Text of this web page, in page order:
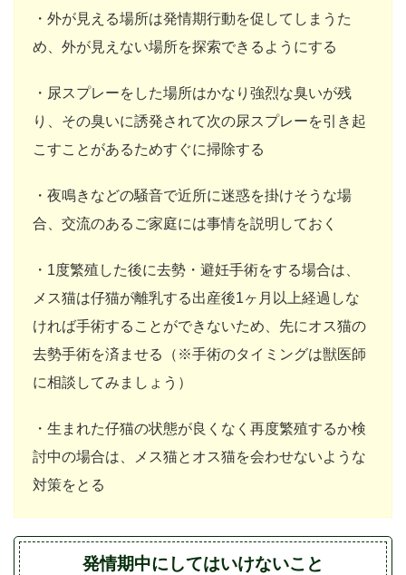
・外が見える場所は発情期行動を促してしまうた
め、外が見えない場所を探索できるようにする
・尿スプレーをした場所はかなり強烈な臭いが残
り、その臭いに誘発されて次の尿スプレーを引き起
こすことがあるためすぐに掃除する
・夜鳴きなどの騒音で近所に迷惑を掛けそうな場
合、交流のあるご家庭には事情を説明しておく
・1度繁殖した後に去勢・避妊手術をする場合は、
メス猫は仔猫が離乳する出産後1ヶ月以上経過しな
ければ手術することができないため、先にオス猫の
去勢手術を済ませる（※手術のタイミングは獣医師
に相談してみましょう）
・生まれた仔猫の状態が良くなく再度繁殖するか検
討中の場合は、メス猫とオス猫を会わせないような
対策をとる
発情期中にしてはいけないこと